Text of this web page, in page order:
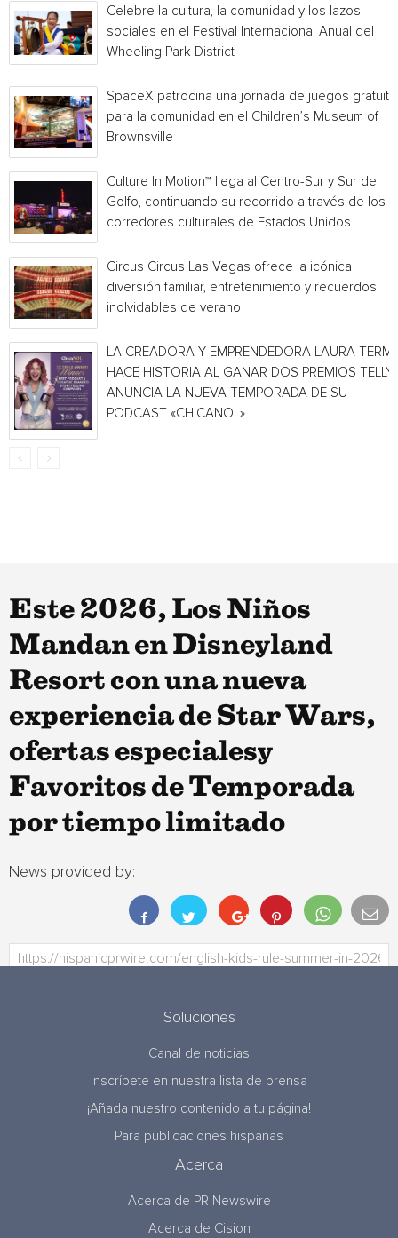
Celebre la cultura, la comunidad y los lazos
sociales en el Festival Internacional Anual del
Wheeling Park District
SpaceX patrocina una jornada de juegos gratuita
para la comunidad en el Children’s Museum of
Brownsville
Culture In Motion™ llega al Centro-Sur y Sur del
Golfo, continuando su recorrido a través de los
corredores culturales de Estados Unidos
Circus Circus Las Vegas ofrece la icónica
diversión familiar, entretenimiento y recuerdos
inolvidables de verano
LA CREADORA Y EMPRENDEDORA LAURA
HACE HISTORIA AL GANAR DOS PREMIOS TELLY
ANUNCIA LA NUEVA TEMPORADA DE SU
PODCAST «CHICANOL»
Este 2026, Los Niños
Mandan en Disneyland
Resort con una nueva
experiencia de Star Wars,
ofertas especialesy
Favoritos de Temporada
por tiempo limitado
News provided by:
Soluciones
Canal de noticias
Inscríbete en nuestra lista de prensa
¡Añada nuestro contenido a tu página!
Para publicaciones hispanas
Acerca
Acerca de PR Newswire
Acerca de Cision